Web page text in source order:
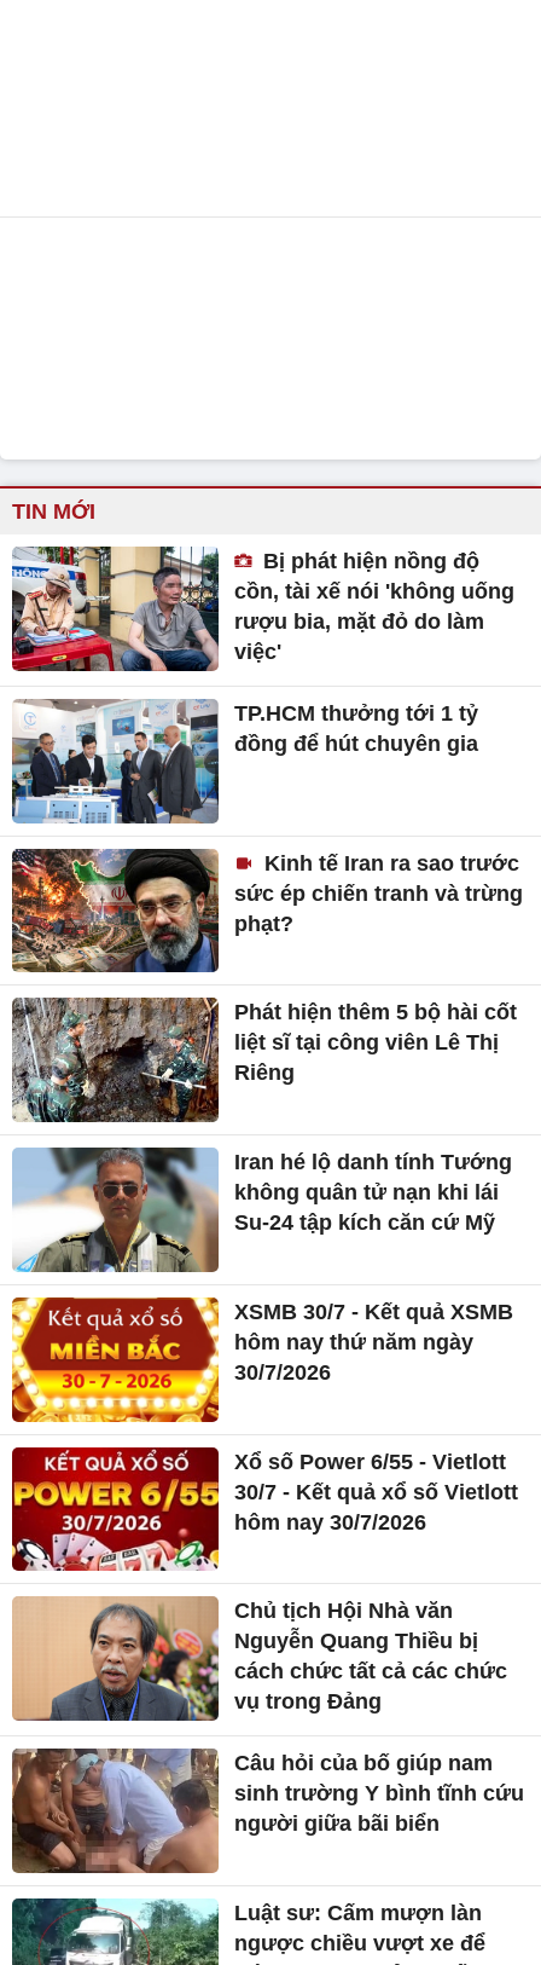
TIN MỚI
Bị phát hiện nồng độ
cồn, tài xế nói 'không uống
rượu bia, mặt đỏ do làm
việc'
TP.HCM thưởng tới 1 tỷ
đồng để hút chuyên gia
Kinh tế Iran ra sao trước
sức ép chiến tranh và trừng
phạt?
Phát hiện thêm 5 bộ hài cốt
liệt sĩ tại công viên Lê Thị
Riêng
Iran hé lộ danh tính Tướng
không quân tử nạn khi lái
Su-24 tập kích căn cứ Mỹ
XSMB 30/7 - Kết quả XSMB
hôm nay thứ năm ngày
30/7/2026
Xổ số Power 6/55 - Vietlott
30/7 - Kết quả xổ số Vietlott
hôm nay 30/7/2026
Chủ tịch Hội Nhà văn
Nguyễn Quang Thiều bị
cách chức tất cả các chức
vụ trong Đảng
Câu hỏi của bố giúp nam
sinh trường Y bình tĩnh cứu
người giữa bãi biển
Luật sư: Cấm mượn làn
ngược chiều vượt xe để